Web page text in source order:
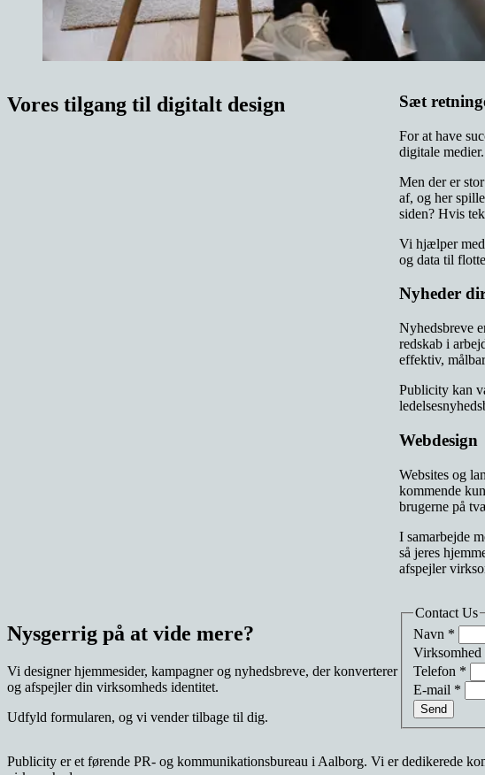
Vores tilgang til digitalt design Sæt
For at have
digitale medier.
Men der er
af, og her
siden? Hvis
Vi hjælper med
og data til
Nyheder
Nyhedsbreve
redskab i
effektiv,
Publicity kan
Webdesign
Websites og
kommende
brugerne på
I samarbejde
så jeres
afspejler
Nysgerrig på at vide mere?
Vi designer hjemmesider, kampagner og nyhedsbreve, der konverterer
og afspejler din virksomheds identitet.
Udfyld formularen, og vi vender tilbage til dig.
Contact Us
Navn *
Virksomhed
Telefon *
E-mail *
Send
Publicity er et førende PR- og kommunikationsbureau i Aalborg. Vi er dedikerede